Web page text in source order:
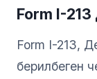
Form I-
Form I-213,
берилбеген